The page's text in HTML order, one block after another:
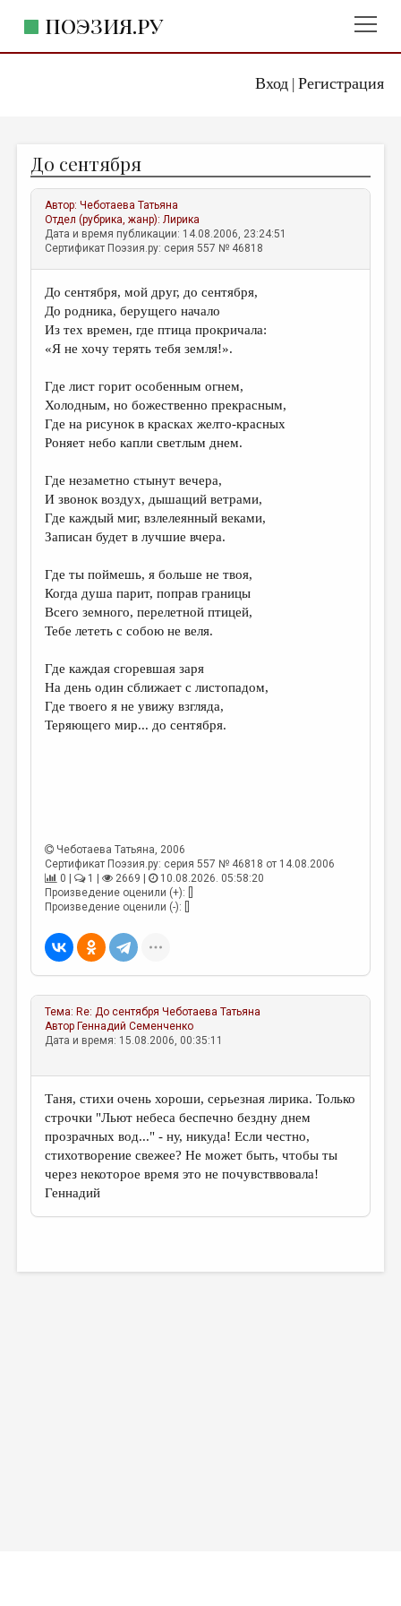
Вход| Регистрация
ПОЭЗИЯ.РУ
ЖАНРЫ
АВТОРЫ
КОММЕНТАРИИ
ЛИТСАЛОН
НОВОСТИ
ПРАВИЛА САЙТА
ИЗБРАННОЕ
ДАЙДЖЕСТ
ПЕРЕВОДЫ
КОНКУРСЫ
КНИЖНАЯ ПОЛКА
ОБЗОР ЛИТЕРАТУРЫ
ОБЪЯВЛЕНИЯ
КОЛОНКА РЕДАКТОРА
ЭССЕИСТИКА
ЛИТЕРАТУРОВЕДЕНИЕ
КУЛЬТУРОВЕДЕНИЕ
ПУБЛИЦИСТИКА
РЕЦЕНЗИРОВАНИЕ
ЦИКЛЫ ПУБЛИКАЦИЙ
ТРЕДИАКОВСКИЙ
ВКОНТАКТЕ
До сентября
Автор:Чеботаева Татьяна
Отдел (рубрика, жанр):Лирика
Дата и время публикации: 14.08.2006, 23:24:51
Сертификат Поэзия.ру: серия 557 № 46818
До сентября, мой друг, до сентября,
До родника, берущего начало
Из тех времен, где птица прокричала:
«Я не хочу терять тебя земля!».
Где лист горит особенным огнем,
Холодным, но божественно прекрасным,
Где на рисунок в красках желто-красных
Роняет небо капли светлым днем.
Где незаметно стынут вечера,
И звонок воздух, дышащий ветрами,
Где каждый миг, взлелеянный веками,
Записан будет в лучшие вчера.
Где ты поймешь, я больше не твоя,
Когда душа парит, поправ границы
Всего земного, перелетной птицей,
Тебе лететь с собою не веля.
Где каждая сгоревшая заря
На день один сближает с листопадом,
Где твоего я не увижу взгляда,
Теряющего мир... до сентября.
Чеботаева Татьяна, 2006
Сертификат Поэзия.ру: серия 557 № 46818 от 14.08.2006
0 |
1 | 2669 |
10.08.2026. 05:58:20
Произведение оценили (+): []
Произведение оценили (-): []
Тема: Re: До сентября Чеботаева Татьяна
Автор Геннадий Семенченко
Дата и время: 15.08.2006, 00:35:11
Таня, стихи очень хороши, серьезная лирика. Только
строчки "Льют небеса беспечно бездну днем
прозрачных вод..." - ну, никуда! Если честно,
стихотворение свежее? Не может быть, чтобы ты
через некоторое время это не почувстввовала!
Геннадий